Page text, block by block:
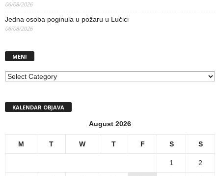
06/08/2026
Jedna osoba poginula u požaru u Lučici
06/08/2026
MENI
MENI
KALENDAR OBJAVA
August 2026
M T W T F S S
1 2